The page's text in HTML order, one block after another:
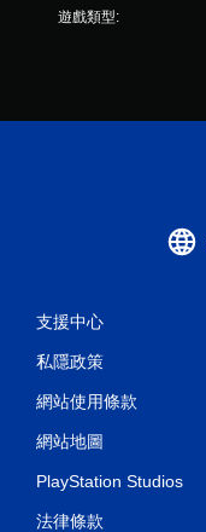
遊戲類型:
支援中心
私隱政策
網站使用條款
網站地圖
PlayStation Studios
法律條款